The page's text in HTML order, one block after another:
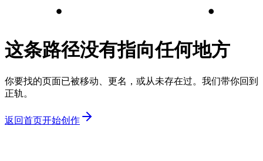
这条路径没有指向任何地方
你要找的页面已被移动、更名，或从未存在过。我们带你回到
正轨。
返回首页开始创作